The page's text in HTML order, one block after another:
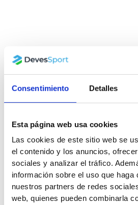
Consentimiento Detalles
Esta página web usa cookies
Las cookies de este sitio web se
el contenido y los anuncios,
sociales y analizar el tráfico.
información sobre el uso que haga
nuestros partners de redes
web, quienes pueden combinarla